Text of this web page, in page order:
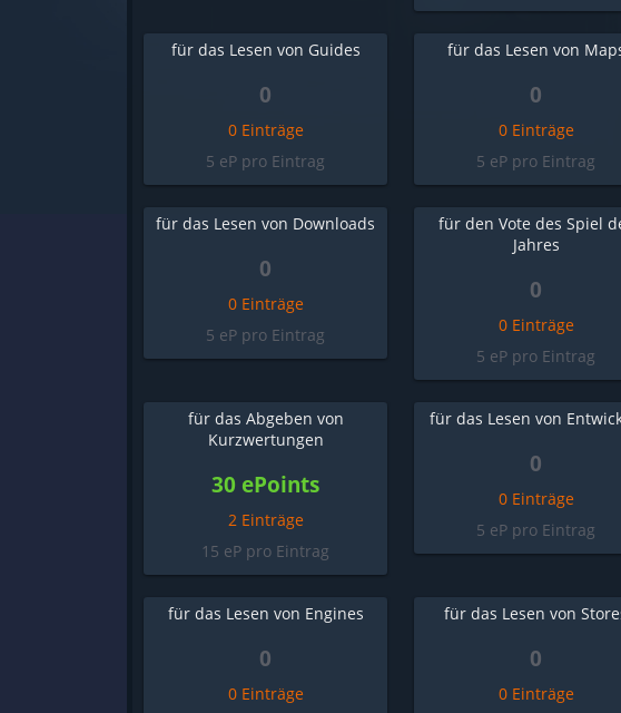
für das Lesen von Guides
0
0 Einträge
5 eP pro Eintrag
für das Lesen von
0
0 Einträge
5 eP pro Eintrag
für das Lesen von Downloads
0
0 Einträge
5 eP pro Eintrag
für den Vote des Spiel
Jahres
0
0 Einträge
5 eP pro Eintrag
für das Abgeben von
Kurzwertungen
30 ePoints
2 Einträge
15 eP pro Eintrag
für das Lesen von
0
0 Einträge
5 eP pro Eintrag
für das Lesen von Engines
0
0 Einträge
für das Lesen von
0
0 Einträge